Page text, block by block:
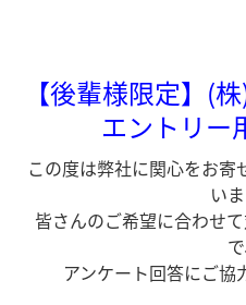
【後輩様限定】(
エントリー
この度は弊社に関心をお寄
いま
皆さんのご希望に合わせ
で
アンケート回答にご協